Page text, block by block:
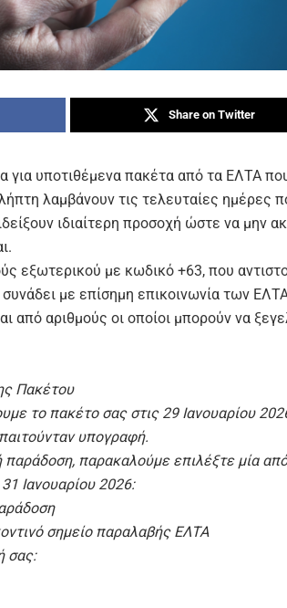
Share on Twitter
για υποτιθέμενα πακέτα από τα ΕΛΤΑ
λαμβάνουν τις τελευταίες ημέρες
ιδιαίτερη προσοχή ώστε να μην
εξωτερικού με κωδικό +63, που
με επίσημη επικοινωνία των
από αριθμούς οι οποίοι μπορούν να
Πακέτου
το πακέτο σας στις 29 Ιανουαρίου
υπογραφή.
παράδοση, παρακαλούμε επιλέξτε μία
Ιανουαρίου 2026:
σημείο παραλαβής ΕΛΤΑ
σας: